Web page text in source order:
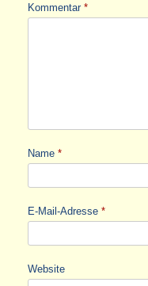
Kommentar *
Name *
E-Mail-Adresse *
Website